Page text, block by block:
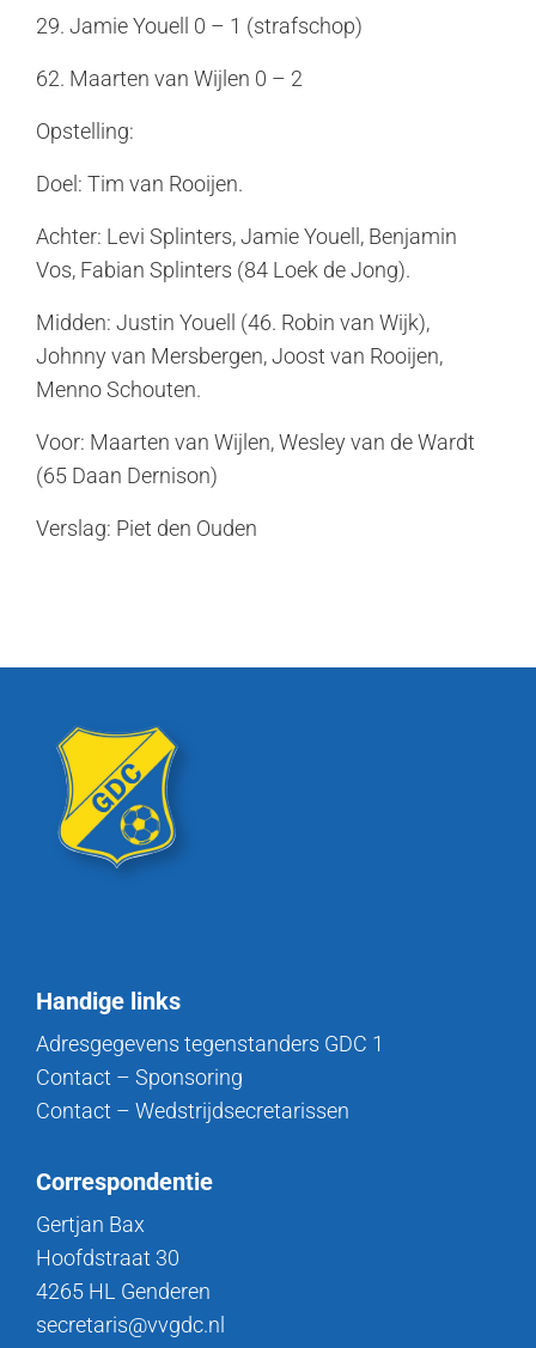
29. Jamie Youell 0 – 1 (strafschop)
62. Maarten van Wijlen 0 – 2
Opstelling:
Doel: Tim van Rooijen.
Achter: Levi Splinters, Jamie Youell, Benjamin
Vos, Fabian Splinters (84 Loek de Jong).
Midden: Justin Youell (46. Robin van Wijk),
Johnny van Mersbergen, Joost van Rooijen,
Menno Schouten.
Voor: Maarten van Wijlen, Wesley van de Wardt
(65 Daan Dernison)
Verslag: Piet den Ouden
Handige links
Adresgegevens tegenstanders GDC 1
Contact – Sponsoring
Contact – Wedstrijdsecretarissen
Correspondentie
Gertjan Bax
Hoofdstraat 30
4265 HL Genderen
secretaris@vvgdc.nl